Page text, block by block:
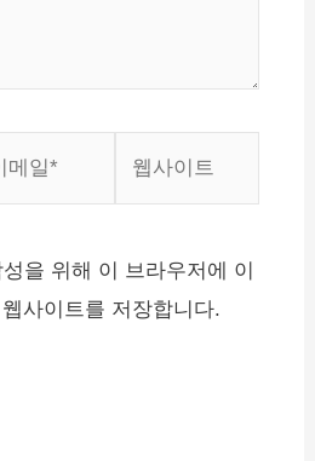
트
을 위해 이 브라우저에 이
사이트를 저장합니다.